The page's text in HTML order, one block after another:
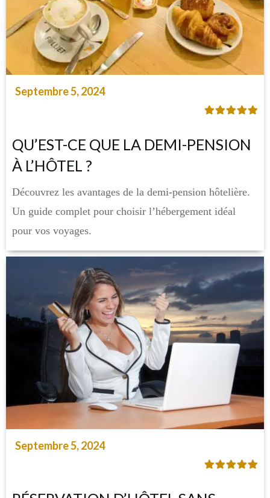
Septembre 5, 2024
QU’EST-CE QUE LA DEMI-PENSION
À L’HÔTEL ?
Découvrez les avantages de la demi-pension hôtelière.
Un guide complet pour choisir l’hébergement idéal
pour vos voyages.
Septembre 5, 2024